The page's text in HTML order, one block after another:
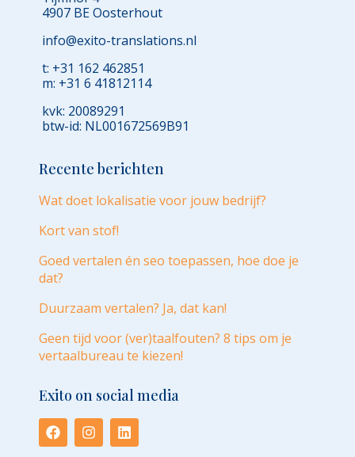
4907 BE Oosterhout
info@exito-translations.nl
t: +31 162 462851
m: +31 6 41812114
kvk: 20089291
btw-id: NL001672569B91
Recente berichten
Wat doet lokalisatie voor jouw bedrijf?
Kort van stof!
Goed vertalen én seo toepassen, hoe doe je
dat?
Duurzaam vertalen? Ja, dat kan!
Geen tijd voor (ver)taalfouten? 8 tips om je
vertaalbureau te kiezen!
Exito on social media